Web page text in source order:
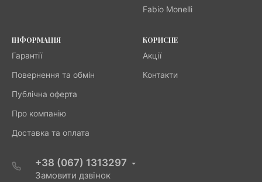
Fabio Monelli
ІНФОРМАЦІЯ
Гарантії
Повернення та обмін
Публічна оферта
Про компанію
Доставка та оплата
КОРИСНЕ
Акції
Контакти
+38 (067) 1313297
Замовити дзвінок